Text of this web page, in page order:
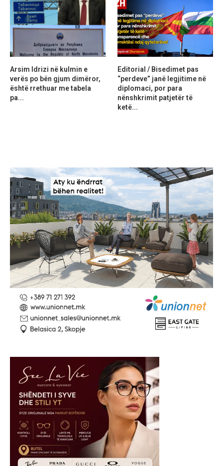
Arsim Idrizi në kulmin e
verës po bën gjum dimëror,
është rrethuar me tabela
pa...
Editorial / Bisedimet pas
“perdeve” janë legjitime në
diplomaci, por para
nënshkrimit patjetër të
ketë...